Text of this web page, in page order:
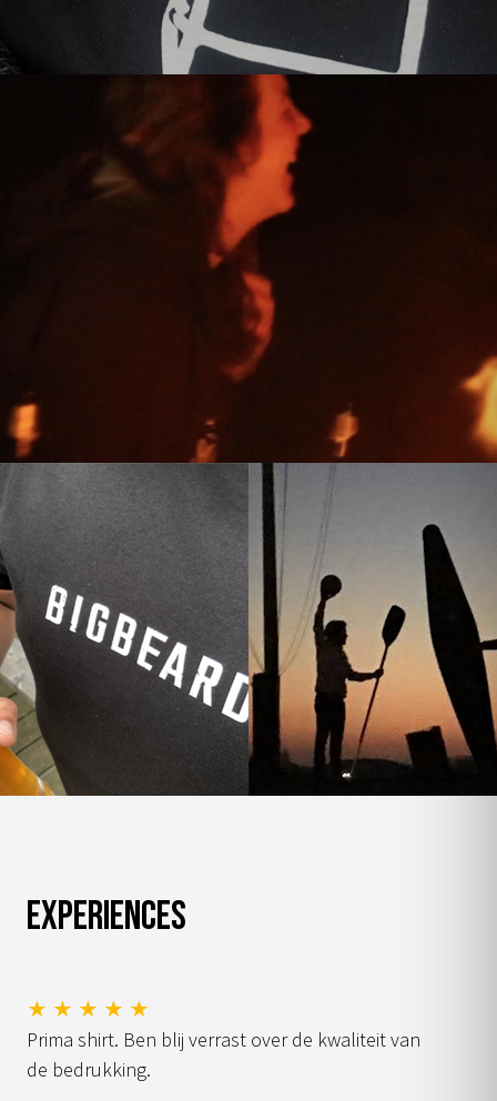
Experiences
★ ★ ★ ★ ★
Prima shirt. Ben blij verrast over de kwaliteit van
de bedrukking.